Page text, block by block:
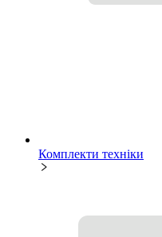
Комплекти техніки